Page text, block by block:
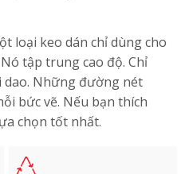
loại keo dán chỉ dùng cho
tập trung cao độ. Chỉ
dao. Những đường nét
bức vẽ. Nếu bạn thích
chọn tốt nhất.